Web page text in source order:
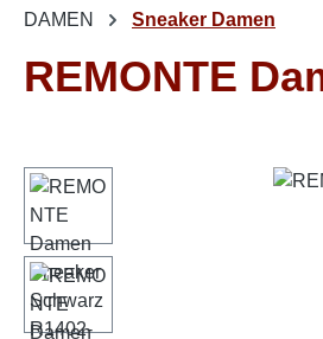
DAMEN Sneaker Damen
REMONTE
Bildergalerie überspringen